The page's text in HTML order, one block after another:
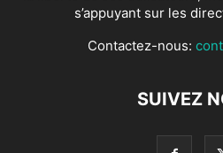
s’appuyant sur les
Contactez-nous:
SUIVEZ